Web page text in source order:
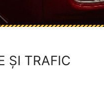
ȘI TRAFIC